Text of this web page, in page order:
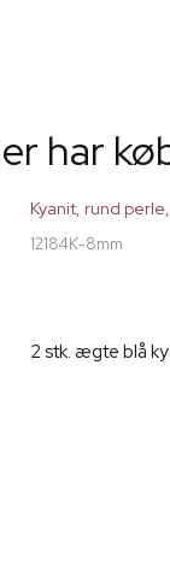
har
Kyanit, rund
12184K-8mm
2 stk. ægte blå